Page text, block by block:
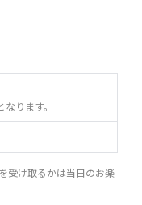
ります。
受け取るかは当日のお楽